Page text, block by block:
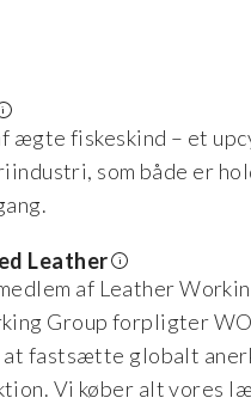
ægte fiskeskind – et
som både er
Leather
af Leather
Group forpligter
at fastsætte globalt
Vi køber alt vores